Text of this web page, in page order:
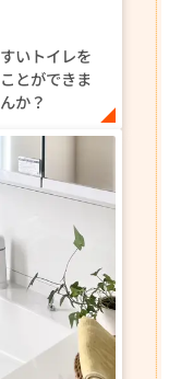
いトイレを
とができま
か？